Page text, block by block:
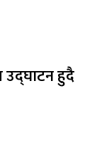
उद्घाटन हुदै